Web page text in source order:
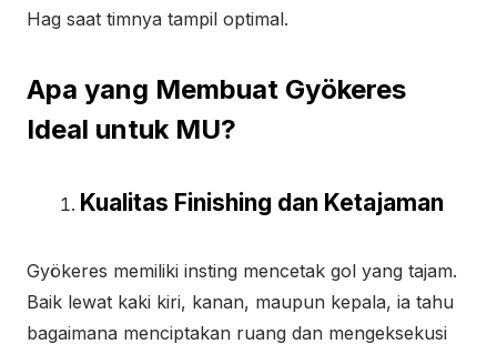
Hag saat timnya tampil optimal.
Apa yang Membuat Gyökeres
Ideal untuk MU?
Kualitas Finishing dan Ketajaman
Gyökeres memiliki insting mencetak gol yang tajam.
Baik lewat kaki kiri, kanan, maupun kepala, ia tahu
bagaimana menciptakan ruang dan mengeksekusi